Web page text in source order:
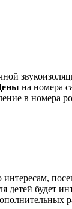
на номера
в номера
интересам,
будет